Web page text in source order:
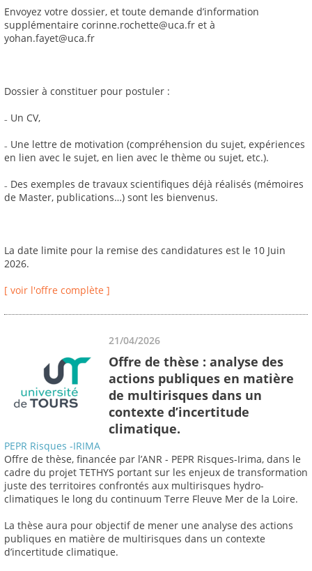
Envoyez votre dossier, et toute demande d’information
supplémentaire corinne.rochette@uca.fr et à
yohan.fayet@uca.fr
Dossier à constituer pour postuler :
₋ Un CV,
₋ Une lettre de motivation (compréhension du sujet, expériences
en lien avec le sujet, en lien avec le thème ou sujet, etc.).
₋ Des exemples de travaux scientifiques déjà réalisés (mémoires
de Master, publications…) sont les bienvenus.
La date limite pour la remise des candidatures est le 10 Juin
2026.
[ voir l'offre complète ]
21/04/2026
Offre de thèse : analyse des
actions publiques en matière
de multirisques dans un
contexte d’incertitude
climatique.
PEPR Risques -IRIMA
Offre de thèse, financée par l’ANR - PEPR Risques-Irima, dans le
cadre du projet TETHYS portant sur les enjeux de transformation
juste des territoires confrontés aux multirisques hydro-
climatiques le long du continuum Terre Fleuve Mer de la Loire.
La thèse aura pour objectif de mener une analyse des actions
publiques en matière de multirisques dans un contexte
d’incertitude climatique.